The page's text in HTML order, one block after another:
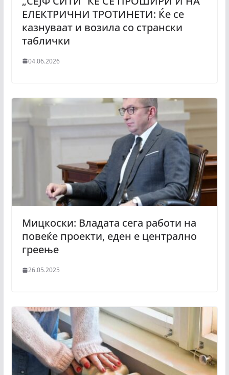
ЕЛЕКТРИЧНИ ТРОТИНЕТИ: Ќе се
казнуваат и возила со странски
таблички
04.06.2026
Мицкоски: Владата сега работи на
повеќе проекти, еден е централно
греење
26.05.2025